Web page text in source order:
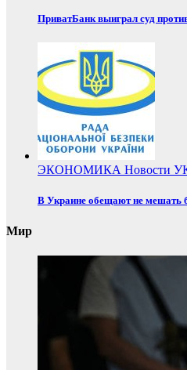
ПриватБанк выиграл суд
ЭКОНОМИКА Новости
В Украине обещают не мешать
Мир